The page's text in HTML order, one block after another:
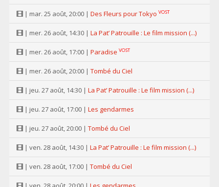
| mar. 25 août, 20:00 | Des Fleurs pour Tokyo VOST
| mer. 26 août, 14:30 | La Pat’ Patrouille : Le film mission (...)
| mer. 26 août, 17:00 | Paradise VOST
| mer. 26 août, 20:00 | Tombé du Ciel
| jeu. 27 août, 14:30 | La Pat’ Patrouille : Le film mission (...)
| jeu. 27 août, 17:00 | Les gendarmes
| jeu. 27 août, 20:00 | Tombé du Ciel
| ven. 28 août, 14:30 | La Pat’ Patrouille : Le film mission (...)
| ven. 28 août, 17:00 | Tombé du Ciel